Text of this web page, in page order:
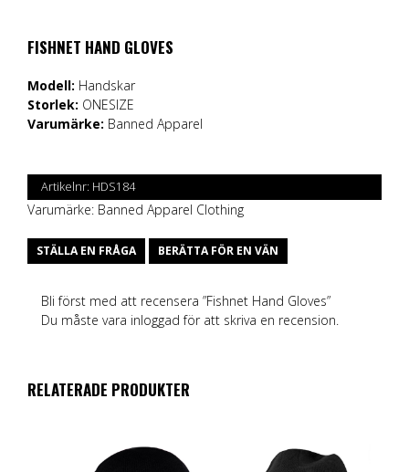
FISHNET HAND GLOVES
Modell: Handskar
Storlek: ONESIZE
Varumärke: Banned Apparel
Artikelnr: HDS184
Varumärke: Banned Apparel Clothing
STÄLLA EN FRÅGA BERÄTTA FÖR EN VÄN
Bli först med att recensera ”Fishnet Hand Gloves”
Du måste vara inloggad för att skriva en recension.
RELATERADE PRODUKTER